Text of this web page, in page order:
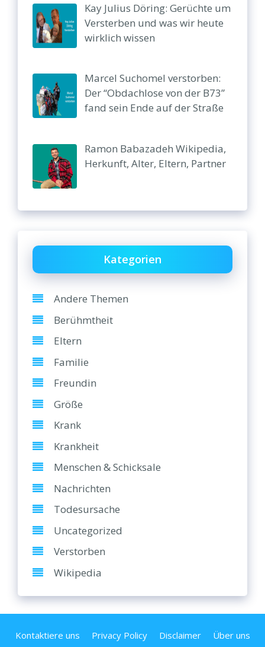
Kay Julius Döring: Gerüchte um
Versterben und was wir heute
wirklich wissen
Marcel Suchomel verstorben:
Der “Obdachlose von der B73”
fand sein Ende auf der Straße
Ramon Babazadeh Wikipedia,
Herkunft, Alter, Eltern, Partner
Kategorien
Andere Themen
Berühmtheit
Eltern
Familie
Freundin
Größe
Krank
Krankheit
Menschen & Schicksale
Nachrichten
Todesursache
Uncategorized
Verstorben
Wikipedia
Kontaktiere uns Privacy Policy Disclaimer Über uns